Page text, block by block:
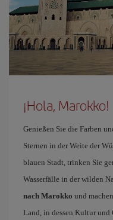
¡Hola, Marokko!
Genießen Sie die Farben
Sternen in der Weite der
blauen Stadt, trinken Sie
Wasserfälle in der wilden
nach Marokko und
Land, in dessen Kultur und